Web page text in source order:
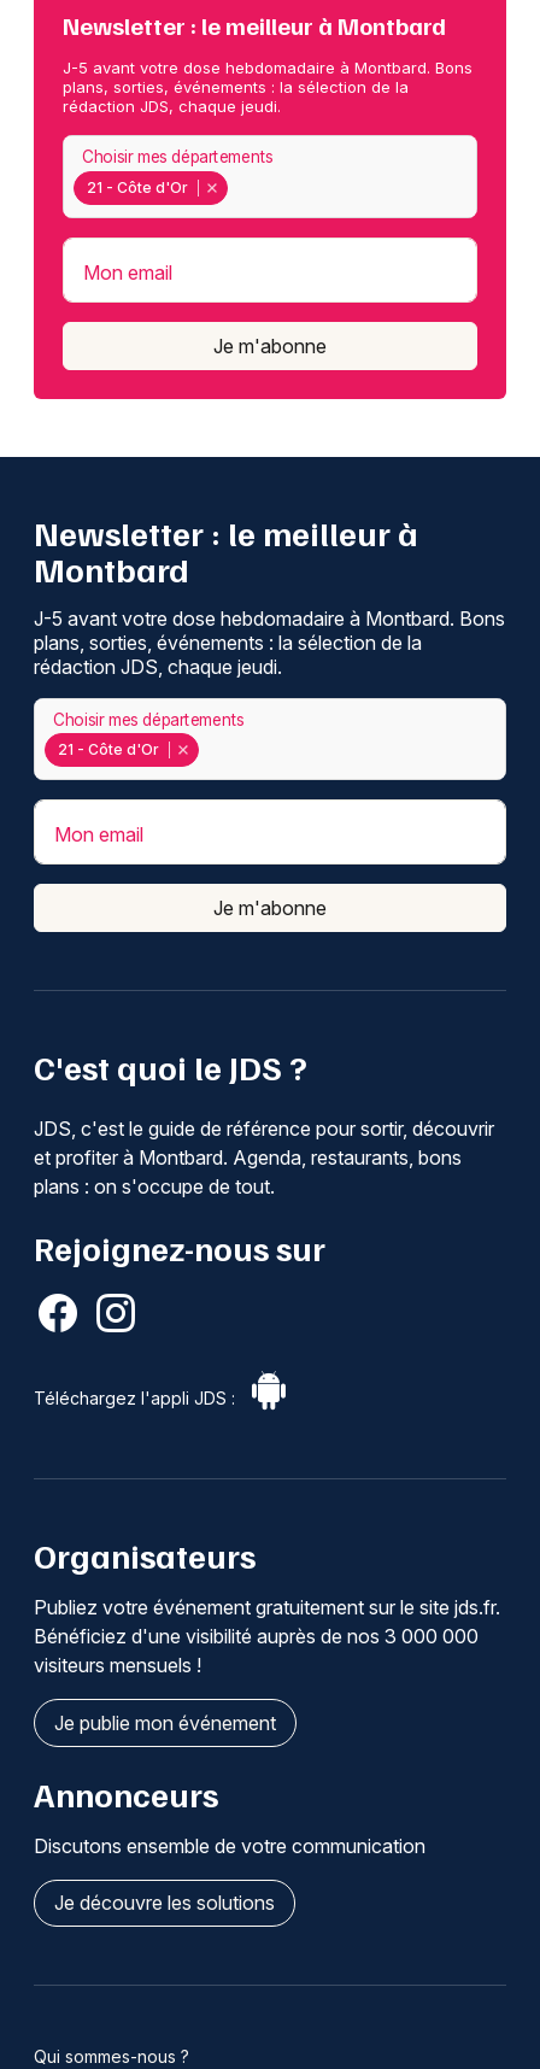
Newsletter : le meilleur à Montbard
J-5 avant votre dose hebdomadaire à Montbard. Bons
plans, sorties, événements : la sélection de la
rédaction JDS, chaque jeudi.
21 - Côte d'Or
Choisir mes départements
Mon email
Je m'abonne
C'est quoi le JDS ?
JDS, c'est le guide de référence pour sortir, découvrir
et profiter à Montbard. Agenda, restaurants, bons
plans : on s'occupe de tout.
Rejoignez-nous sur
Téléchargez l'appli JDS :
Newsletter : le meilleur à
Montbard
J-5 avant votre dose hebdomadaire à Montbard. Bons
plans, sorties, événements : la sélection de la
rédaction JDS, chaque jeudi.
21 - Côte d'Or
Choisir mes départements
Mon email
Je m'abonne
Organisateurs
Publiez votre événement gratuitement sur le site jds.fr.
Bénéficiez d'une visibilité auprès de nos 3 000 000
visiteurs mensuels !
Je publie mon événement
Annonceurs
Discutons ensemble de votre communication
Je découvre les solutions
Qui sommes-nous ?